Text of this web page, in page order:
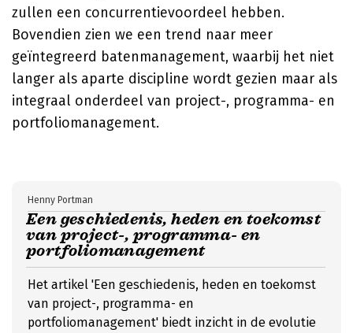
zullen een concurrentievoordeel hebben.
Bovendien zien we een trend naar meer
geïntegreerd batenmanagement, waarbij het niet
langer als aparte discipline wordt gezien maar als
integraal onderdeel van project-, programma- en
portfoliomanagement.
Een geschiedenis, heden en toekomst
van project-, programma- en
portfoliomanagement
Henny Portman
Het artikel 'Een geschiedenis, heden en toekomst
van project-, programma- en
portfoliomanagement' biedt inzicht in de evolutie